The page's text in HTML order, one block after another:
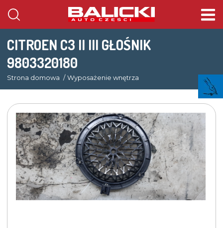
CITROEN C3 II III GŁOŚNIK
9803320180
Strona domowa Wyposażenie wnętrza